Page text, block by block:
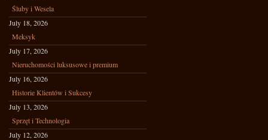
Śluby i Wesela
July 18, 2026
Meksyk
July 17, 2026
Nieruchomości luksusowe i premium
July 16, 2026
Historie Klientów i Sukcesy
July 13, 2026
Sprzęt i Technologia
July 12, 2026